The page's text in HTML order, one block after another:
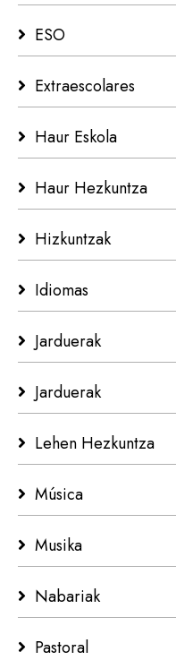
ESO
Extraescolares
Haur Eskola
Haur Hezkuntza
Hizkuntzak
Idiomas
Jarduerak
Jarduerak
Lehen Hezkuntza
Música
Musika
Nabariak
Pastoral